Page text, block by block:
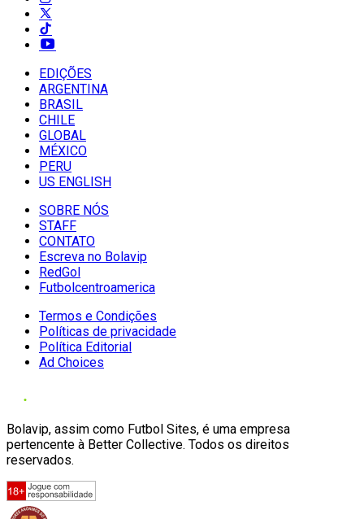
EDIÇÕES
ARGENTINA
BRASIL
CHILE
GLOBAL
MÉXICO
PERU
US ENGLISH
SOBRE NÓS
STAFF
CONTATO
Escreva no Bolavip
RedGol
Futbolcentroamerica
Termos e Condições
Políticas de privacidade
Política Editorial
Ad Choices
Bolavip, assim como Futbol Sites, é uma empresa
pertencente à Better Collective. Todos os direitos
reservados.